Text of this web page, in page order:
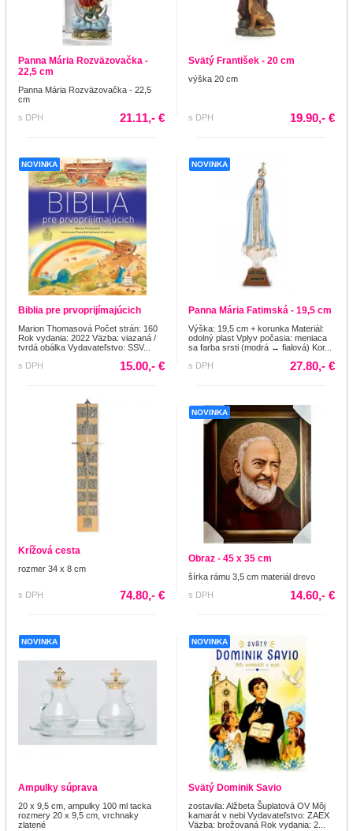
Panna Mária Rozväzovačka -
22,5 cm
Panna Mária Rozväzovačka - 22,5
cm
s DPH
21.11,- €
Svätý František - 20 cm
výška 20 cm
s DPH 19.90,- €
NOVINKA
Biblia pre prvoprijímajúcich
Marion Thomasová Počet strán: 160
Rok vydania: 2022 Väzba: viazaná /
tvrdá obálka Vydavateľstvo: SSV...
s DPH
15.00,- €
NOVINKA
Panna Mária Fatimská - 19,5 cm
Výška: 19,5 cm + korunka Materiál:
odolný plast Vplyv počasia: meniaca
sa farba srsti (modrá ↔ fialová) Kor...
s DPH
27.80,- €
Krížová cesta
rozmer 34 x 8 cm
s DPH 74.80,- €
NOVINKA
Obraz - 45 x 35 cm
šírka rámu 3,5 cm materiál drevo
s DPH
14.60,- €
NOVINKA
Ampulky súprava
20 x 9,5 cm, ampulky 100 ml tacka
rozmery 20 x 9,5 cm, vrchnaky
zlatené
NOVINKA
Svätý Dominik Savio
zostavila: Alžbeta Šuplatová OV Môj
kamarát v nebi Vydavateľstvo: ZAEX
Väzba: brožovaná Rok vydania: 2...